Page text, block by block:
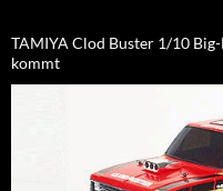
TAMIYA Clod Buster 1/10
kommt